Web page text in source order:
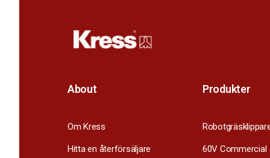
About
Om Kress
Hitta en återförsäljare
Produkter
60V Commercial